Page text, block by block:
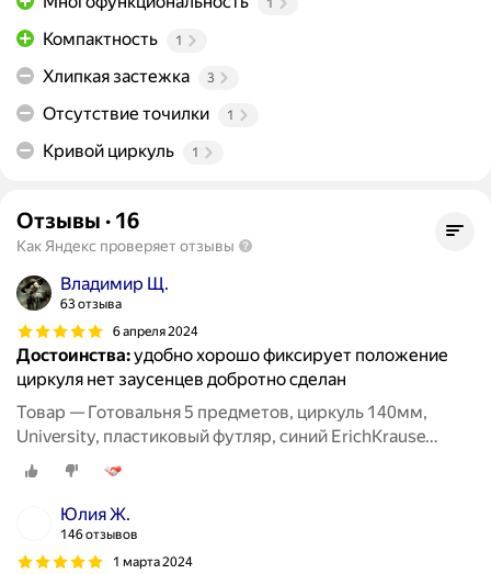
1
Компактность 1
Хлипкая застежка 3
Отсутствие точилки 1
Кривой циркуль 1
Отзывы · 16
Как Яндекс проверяет отзывы
Владимир Щ.
63 отзыва
6 апреля 2024
Достоинства:удобно хорошо фиксирует положение
циркуля нет заусенцев добротно сделан
Товар — Готовальня 5 предметов, циркуль 140мм,
University, пластиковый футляр, синий ErichKrause
(46134)
Юлия Ж.
146 отзывов
1 марта 2024